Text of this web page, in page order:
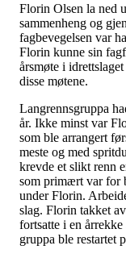
Florin Olsen la ned
sammenheng og
fagbevegelsen var
Florin kunne sin
årsmøte i
disse møtene.
Langrennsgruppa
år. Ikke minst var
som ble arrangert
meste og med
krevde et slikt renn
som primært var for
under Florin.
slag. Florin takket
fortsatte i en
gruppa ble restartet